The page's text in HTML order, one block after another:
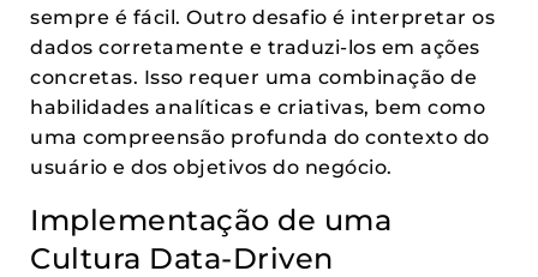
sempre é fácil. Outro desafio é interpretar os
dados corretamente e traduzi-los em ações
concretas. Isso requer uma combinação de
habilidades analíticas e criativas, bem como
uma compreensão profunda do contexto do
usuário e dos objetivos do negócio.
Implementação de uma
Cultura Data-Driven